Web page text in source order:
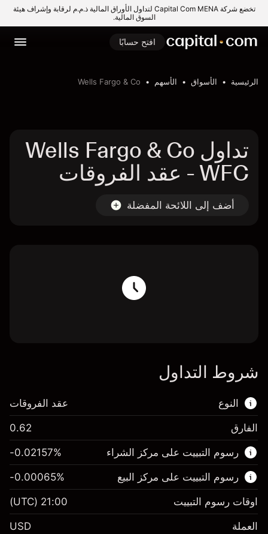
تخضع شركة Capital Com MENA لتداول الأوراق المالية ذ.م.م لرقابة وإشراف هيئة
السوق المالية.
افتح حسابًا
الرئيسية الأسواق الأسهم Wells Fargo & Co
تداول Wells Fargo & Co
- WFC عقد الفروقات
أضف إلى اللائحة المفضلة
شروط التداول
النوع
هذا السوق المالي متاح للتداول من خلال عقود
الفروقات.
اعرف المزيد عن:
عقود الفروقات
عقد الفروقات
الفارق 0.62
رسوم التبييت على مركز الشراء -0.02157%
رسوم التبييت على مركز البيع -0.00065%
اوقات رسوم التبييت 21:00
(UTC)
العملة USD